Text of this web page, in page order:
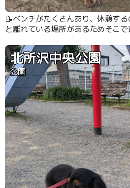
📝ベンチがたくさんあり、休憩す
と離れている場所があるためそこで
北所沢中央公園
公園